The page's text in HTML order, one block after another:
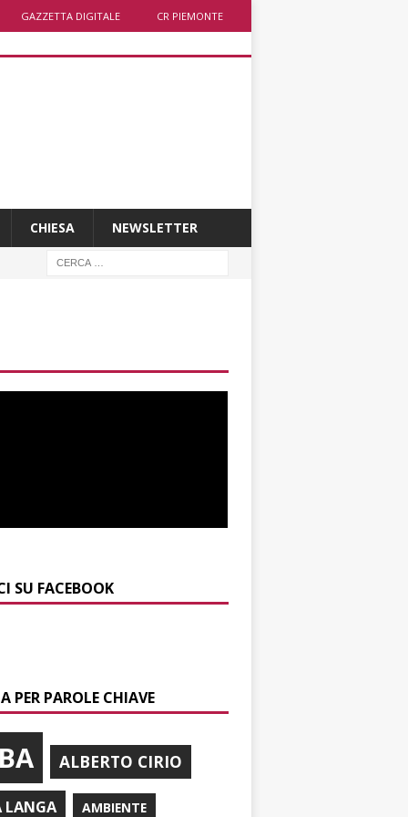
GAZZETTA DIGITALE CR PIEMONTE
CHIESA NEWSLETTER
SU FACEBOOK
PER PAROLE CHIAVE
ALBERTO CIRIO
LANGA AMBIENTE